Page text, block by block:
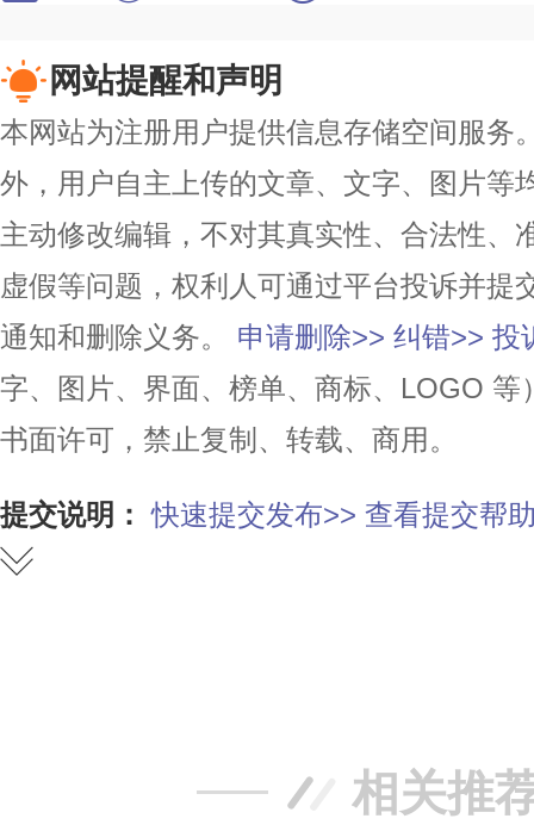
网站提醒和声明
本网站为注册用户提供信息存储空间服务
外，用户自主上传的文章、文字、图片等
主动修改编辑，不对其真实性、合法性、
虚假等问题，权利人可通过平台投诉并提
通知和删除义务。
申请删除>> 纠错>> 投
字、图片、界面、榜单、商标、LOGO
书面许可，禁止复制、转载、商用。
提交说明： 快速提交发布>> 查看提交帮
相关推